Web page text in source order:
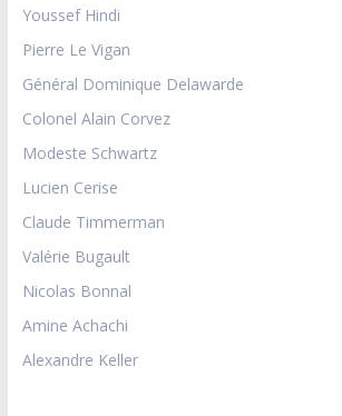
Youssef Hindi
Pierre Le Vigan
Général Dominique Delawarde
Colonel Alain Corvez
Modeste Schwartz
Lucien Cerise
Claude Timmerman
Valérie Bugault
Nicolas Bonnal
Amine Achachi
Alexandre Keller